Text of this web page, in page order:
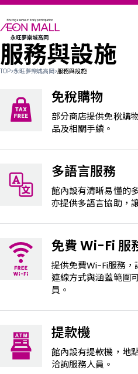
美食饗宴
各式商店優惠券
樓層平面圖
關於我們
服務與設施
TOP>永旺夢樂城高岡>服務與設施
免稅購物
部分商店提供免稅購
品及相關手續。
多語言服務
館內設有清晰易懂的
亦提供多語言協助，
免費 Wi-Fi 服
提供免費Wi-Fi服務，
連線方式與涵蓋範圍
員。
提款機
館內設有提款機，地
洽詢服務人員。